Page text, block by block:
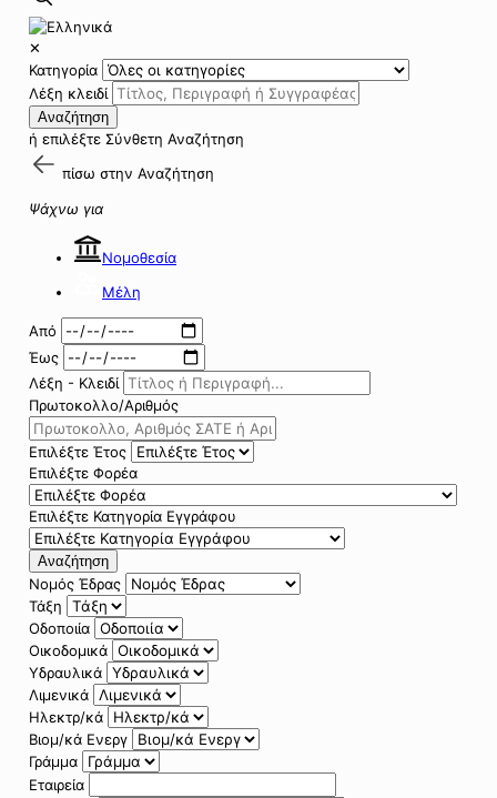
✕
Κατηγορία
Λέξη κλειδί
Αναζήτηση
ή επιλέξτε Σύνθετη Αναζήτηση
πίσω στην Αναζήτηση
Ψάχνω για
Νομοθεσία
Μέλη
Από
Έως
Λέξη - Κλειδί
Πρωτοκολλο/Αριθμός
Επιλέξτε Έτος
Επιλέξτε Φορέα
Επιλέξτε Κατηγορία Εγγράφου
Αναζήτηση
Νομός Έδρας
Τάξη
Οδοποιία
Οικοδομικά
Υδραυλικά
Λιμενικά
Ηλεκτρ/κά
Βιομ/κά Ενεργ
Γράμμα
Εταιρεία